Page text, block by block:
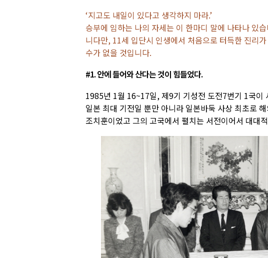
‘지고도 내일이 있다고 생각하지 마라.’
승부에 임하는 나의 자세는 이 한마디 말에 나타나 있
니다만, 11세 입단시 인생에서 처음으로 터득한 진리
수가 없을 것입니다.
#1. 안에 들어와 산다는 것이 힘들었다.
1985년 1월 16~17일, 제9기 기성전 도전7번기 1국
일본 최대 기전일 뿐만 아니라 일본바둑 사상 최초로
조치훈이었고 그의 고국에서 펼치는 서전이어서 대대